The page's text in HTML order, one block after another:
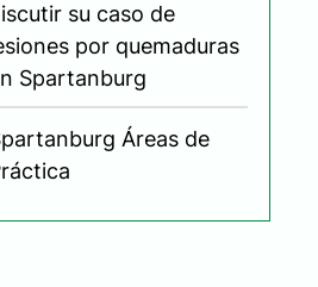
su caso de
por quemaduras
Spartanburg
Áreas de